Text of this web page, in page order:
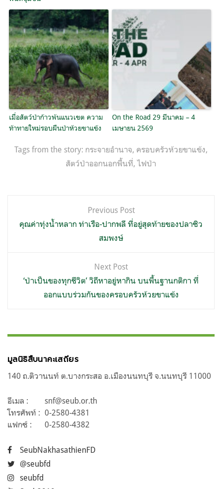
เมื่อสัตว์ป่าก้าวพ้นแนวเขต ความ
ท้าทายใหม่รอบผืนป่าห้วยขาแข้ง
On the Road 29 มีนาคม – 4
เมษายน 2569
Tags from the story: กระจายอำนาจ, ครอบครัวห้วยขาแข้ง,
สัตว์ป่าออกนอกพื้นที่,ไฟป่า
เรื่อง
Previous Post
คุณค่าทุ่งน้ำหลาก ท่าเรือ-ปากพลี ที่อยู่สุดท้ายของปลาซิว
สมพงษ์
Next Post
‘ป่าเป็นของทุกชีวิต’ วิถีหาอยู่หากิน บนพื้นฐานกติกา ที่
ออกแบบร่วมกันของครอบครัวห้วยขาแข้ง
มูลนิธิสืบนาคะเสถียร
140 ถ.ติวานนท์ ต.บางกระสอ อ.เมืองนนทบุรี จ.นนทบุรี 11000
อีเมล :
snf@seub.or.th
โทรศัพท์ : 0-2580-4381
แฟกซ์ :
0-2580-4382
SeubNakhasathienFD
@seubfd
seubfd